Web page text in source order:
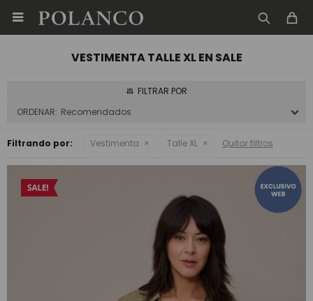

VESTIMENTA TALLE XL EN SALE
Recomendados
Filtrando por: Vestimenta Talle XL Quitar filtros